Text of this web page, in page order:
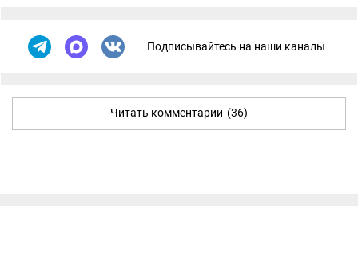
Подписывайтесь на наши каналы
Читать комментарии (36)